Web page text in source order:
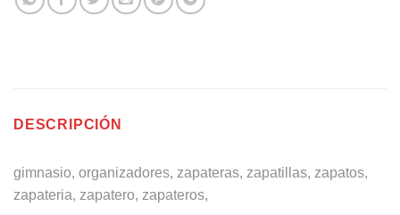
DESCRIPCIÓN
gimnasio, organizadores, zapateras, zapatillas, zapatos,
zapateria, zapatero, zapateros,